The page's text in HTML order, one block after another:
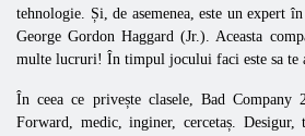
tehnologie. Și, de asemenea, este un expert
George Gordon Haggard (Jr.). Aceasta
multe lucruri! În timpul jocului faci este sa te
În ceea ce privește clasele, BadCompany
Forward, medic, inginer, cercetaș. Desigur,